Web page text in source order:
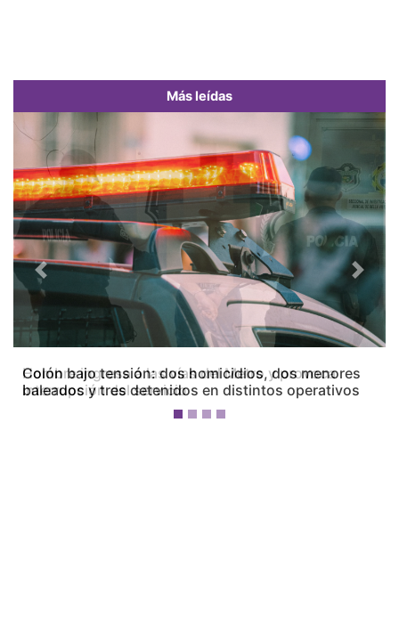
Más leídas
Colón bajo tensión: dos homicidios, dos menores
baleados y tres detenidos en distintos operativos
Previous Next